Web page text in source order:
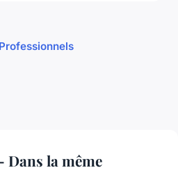
la même